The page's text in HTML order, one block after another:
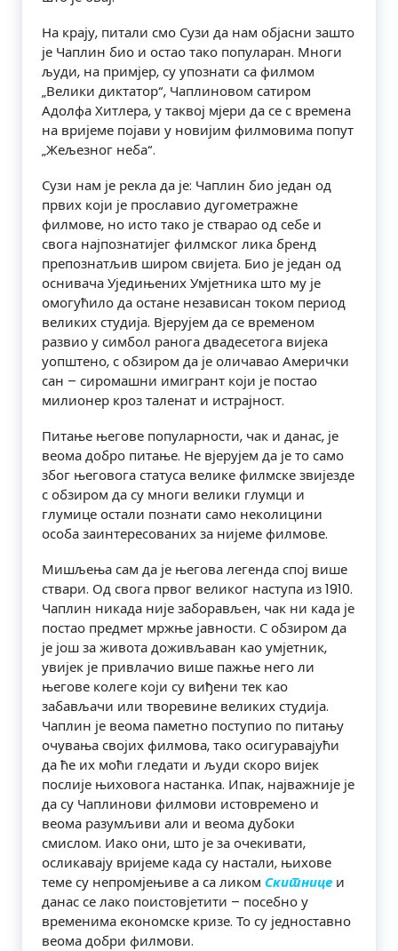
На крају, питали смо Сузи да нам објасни зашто
је Чаплин био и остао тако популаран. Многи
људи, на примјер, су упознати са филмом
„Велики диктатор“, Чаплиновом сатиром
Адолфа Хитлера, у таквој мјери да се с времена
на вријеме појави у новијим филмовима попут
„Жељезног неба“.
Сузи нам је рекла да је: Чаплин био један од
првих који је прославио дугометражне
филмове, но исто тако је стварао од себе и
свога најпознатијег филмског лика бренд
препознатљив широм свијета. Био је један од
оснивача Уједињених Умјетника што му је
омогућило да остане независан током период
великих студија. Вјерујем да се временом
развио у симбол ранога двадесетога вијека
уопштено, с обзиром да је оличавао Амерички
сан – сиромашни имигрант који је постао
милионер кроз таленат и истрајност.
Питање његове популарности, чак и данас, је
веома добро питање. Не вјерујем да је то само
због његовога статуса велике филмске звијезде
с обзиром да су многи велики глумци и
глумице остали познати само неколицини
особа заинтересованих за нијеме филмове.
Мишљења сам да је његова легенда спој више
ствари. Од свога првог великог наступа из 1910.
Чаплин никада није заборављен, чак ни када је
постао предмет мржње јавности. С обзиром да
је још за живота доживљаван као умјетник,
увијек је привлачио више пажње него ли
његове колеге који су виђени тек као
забављачи или творевине великих студија.
Чаплин је веома паметно поступио по питању
очувања својих филмова, тако осигуравајући
да ће их моћи гледати и људи скоро вијек
послије њиховога настанка. Ипак, најважније је
да су Чаплинови филмови истовремено и
веома разумљиви али и веома дубоки
смислом. Иако они, што је за очекивати,
осликавају вријеме када су настали, њихове
теме су непромјењиве а са ликом Скитнице и
данас се лако поистовјетити – посебно у
временима економске кризе. То су једноставно
веома добри филмови.